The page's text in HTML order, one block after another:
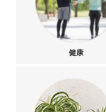
健康